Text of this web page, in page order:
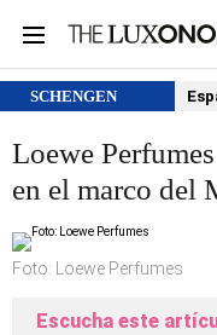
SCHENGEN
Loewe
en el marco del
Foto: Loewe Perfumes
Escucha este